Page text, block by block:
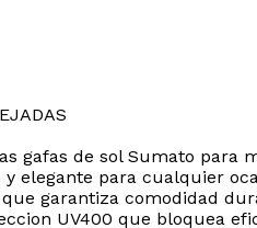
gafas de sol Sumato
elegante para cualquier
garantiza comodidad
UV400 que bloquea